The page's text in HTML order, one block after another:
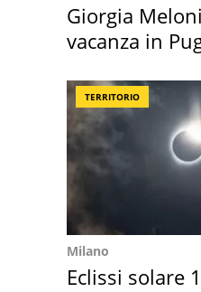
Giorgia
vacanza in
TERRITORIO
Milano
Eclissi solare